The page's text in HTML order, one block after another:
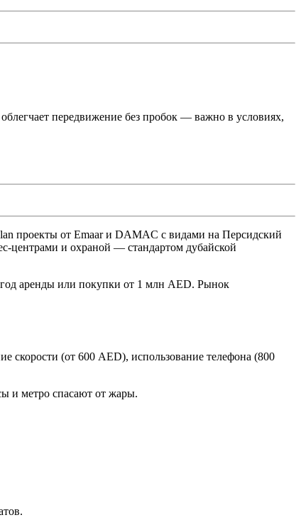
передвижение без пробок — важно в условиях,
проекты от Emaar и DAMAC с видами на Персидский
центрами и охраной — стандартом дубайской
аренды или покупки от 1 млн AED. Рынок
(от 600 AED), использование телефона (800
и метро спасают от жары.